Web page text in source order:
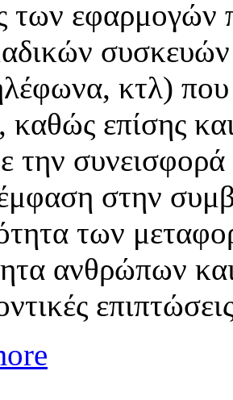
των εφαρμογών
συσκευών
κτλ) που
καθώς επίσης
την
στην
των
ανθρώπων